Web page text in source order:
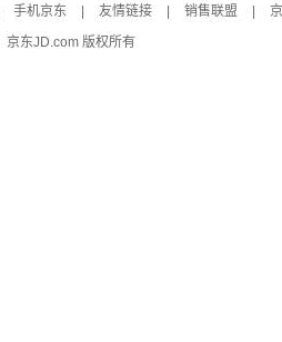
手机京东 友情链接 销售联盟
京东JD.com 版权所有